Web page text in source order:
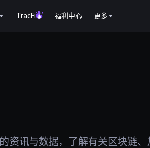
TradFi 福利中心 更多
资讯与数据，了解有关区块链